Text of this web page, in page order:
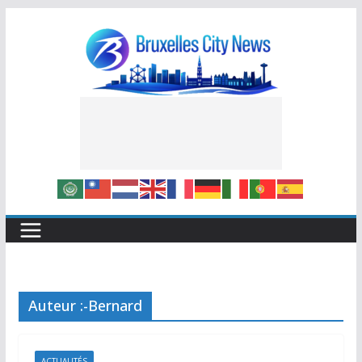
Auteur :-Bernard